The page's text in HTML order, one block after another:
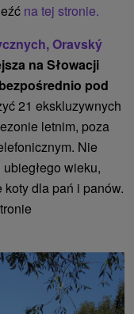
na tej stronie.
Oravský
na Słowacji
pod
21 ekskluzywnych
letnim, poza
Nie
wieku,
dla pań i panów.